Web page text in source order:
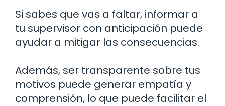
Si sabes que vas a faltar, informar a
tu supervisor con anticipación puede
ayudar a mitigar las consecuencias.
Además, ser transparente sobre tus
motivos puede generar empatía y
comprensión, lo que puede facilitar el